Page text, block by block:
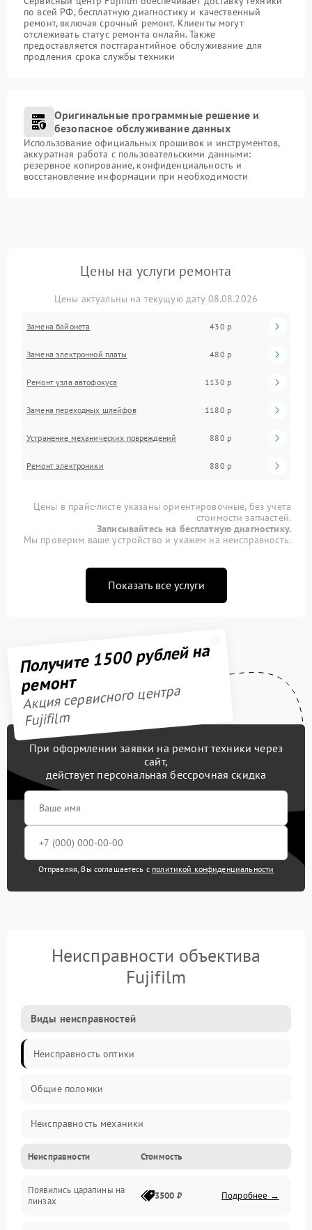
по всей РФ, бесплатную диагностику и качественный
ремонт, включая срочный ремонт. Клиенты могут
отслеживать статус ремонта онлайн. Также
предоставляется постгарантийное обслуживание для
продления срока службы техники
Оригинальные программные решение и
безопасное обслуживание данных
Использование официальных прошивок и инструментов,
аккуратная работа с пользовательскими данными:
резервное копирование, конфиденциальность и
восстановление информации при необходимости
Цены на услуги ремонта
Цены актуальны на текущую дату 08.08.2026
Замена байонета 430 р
Замена электронной платы 480 р
Ремонт узла автофокуса 1130 р
Замена переходных шлейфов 1180 р
Устранение механических повреждений 880 р
Ремонт электроники 880 р
Цены в прайс-листе указаны ориентировочные, без учета
стоимости запчастей.
Записывайтесь на бесплатную диагностику.
Мы проверим ваше устройство и укажем на неисправность.
Показать все услуги
Получите 1500 рублей на
ремонт
Акция сервисного центра
Fujifilm
При оформлении заявки на ремонт техники через
сайт,
действует персональная бессрочная скидка
Отправляя, Вы соглашаетесь с политикой конфиденциальности
Неисправности объектива
Fujifilm
Виды неисправностей
Неисправность оптики
Общие поломки
Неисправность механики
Неисправность электроники (если объектив с мотором/
Прочие неисправности
Неисправности Стоимость
Появились царапины на
линзах
3500 ₽ Подробнее →